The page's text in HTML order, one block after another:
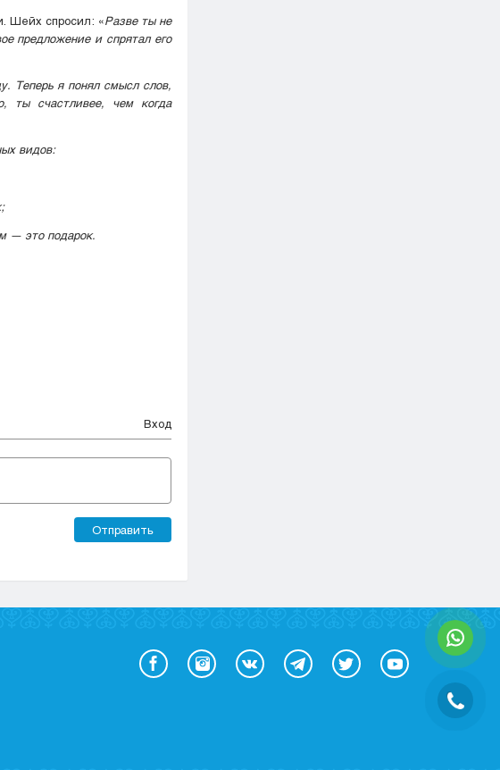
Шейх спросил: «Разве ты не
предложение и спрятал его
Теперь я понял смысл слов,
ты счастливее, чем когда
видов:
— это подарок.
Вход
Отправить